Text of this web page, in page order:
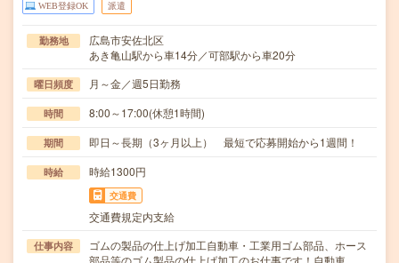
WEB登録OK 派遣
勤務地
広島市安佐北区
あき亀山駅から車14分／可部駅から車20分
曜日頻度 月～金／週5日勤務
時間 8:00～17:00(休憩1時間)
期間 即日～長期（3ヶ月以上） 最短で応募開始から1週間！
時給 時給1300円
交通費
交通費規定内支給
仕事内容
ゴムの製品の仕上げ加工自動車・工業用ゴム部品、ホース
部品等のゴム製品の仕上げ加工のお仕事です！自動車…